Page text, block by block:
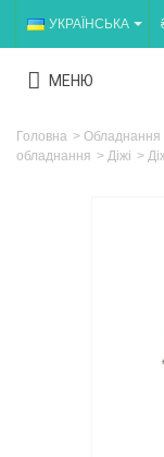
УКРАЇНСЬКА
МЕНЮ
Головна > Обладнання
обладнання > Діжі >